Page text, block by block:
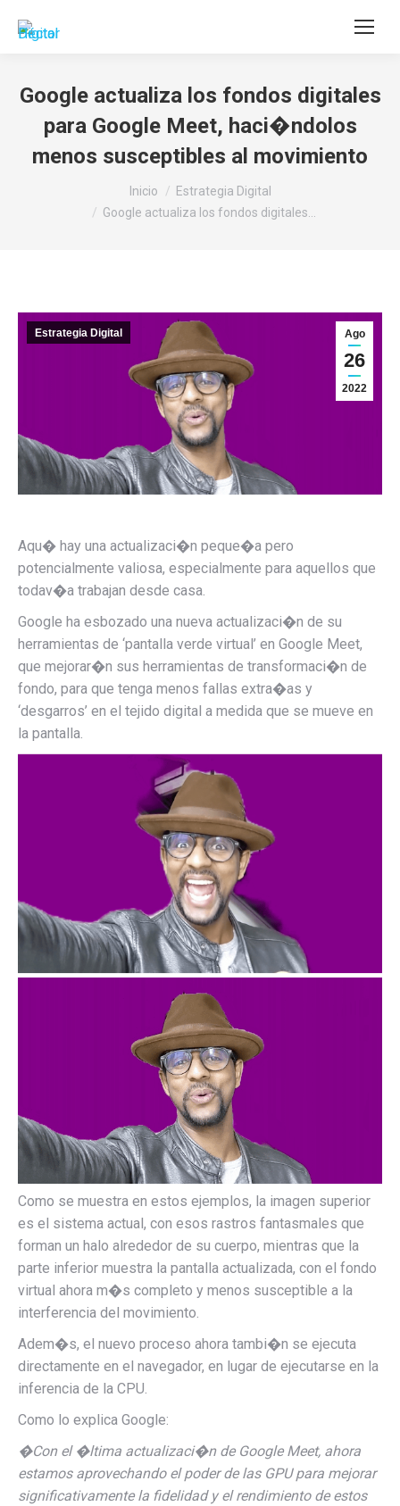
Buscar:
Google actualiza los fondos digitales
para Google Meet, haci�ndolos
menos susceptibles al movimiento
Inicio
Estrategia Digital
Google actualiza los fondos digitales…
Ago
26
2022
Estrategia Digital
Aqu� hay una actualizaci�n peque�a pero
potencialmente valiosa, especialmente para aquellos que
todav�a trabajan desde casa.
Google ha esbozado una nueva actualizaci�n de su
herramientas de ‘pantalla verde virtual’ en Google Meet,
que mejorar�n sus herramientas de transformaci�n de
fondo, para que tenga menos fallas extra�as y
‘desgarros’ en el tejido digital a medida que se mueve en
la pantalla.
Como se muestra en estos ejemplos, la imagen superior
es el sistema actual, con esos rastros fantasmales que
forman un halo alrededor de su cuerpo, mientras que la
parte inferior muestra la pantalla actualizada, con el fondo
virtual ahora m�s completo y menos susceptible a la
interferencia del movimiento.
Adem�s, el nuevo proceso ahora tambi�n se ejecuta
directamente en el navegador, en lugar de ejecutarse en la
inferencia de la CPU.
Como lo explica Google:
�Con el �ltima actualizaci�n de Google Meet, ahora
estamos aprovechando el poder de las GPU para mejorar
significativamente la fidelidad y el rendimiento de estos